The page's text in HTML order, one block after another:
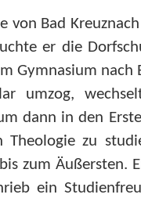
Bad
er die
Gymnasium nach
umzog,
dann in den
Theologie zu
zum Äußersten.
ein